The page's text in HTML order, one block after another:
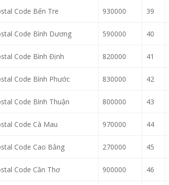
Code Bến Tre 930000 39
Code Bình Dương 590000 40
Code Bình Định 820000 41
Code Bình Phước 830000 42
Code Bình Thuận 800000 43
Code Cà Mau 970000 44
Code Cao Bằng 270000 45
Code Cần Thơ 900000 46